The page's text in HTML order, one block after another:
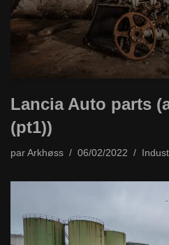
Lancia Auto parts
(pt1))
par Arkhøss 06/02/2022